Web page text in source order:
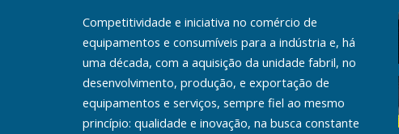
Competitividade e iniciativa no comércio de
equipamentos e consumíveis para a indústria e, há
uma década, com a aquisição da unidade fabril, no
desenvolvimento, produção, e exportação de
equipamentos e serviços, sempre fiel ao mesmo
princípio: qualidade e inovação, na busca constante